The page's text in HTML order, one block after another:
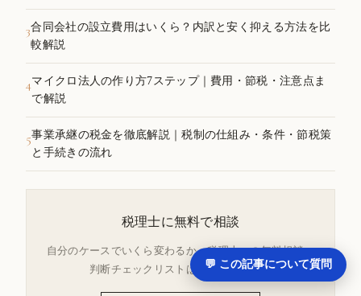
💬 この記事について質問
3合同会社の設立費用はいくら？内訳と安く抑える方法を比
較解説
4マイクロ法人の作り方7ステップ｜費用・節税・注意点ま
で解説
5事業承継の税金を徹底解説｜税制の仕組み・条件・節税策
と手続きの流れ
税理士に無料で相談
自分のケースでいくら変わるか。税理士への無料相談・
判断チェックリストは会員登録から。